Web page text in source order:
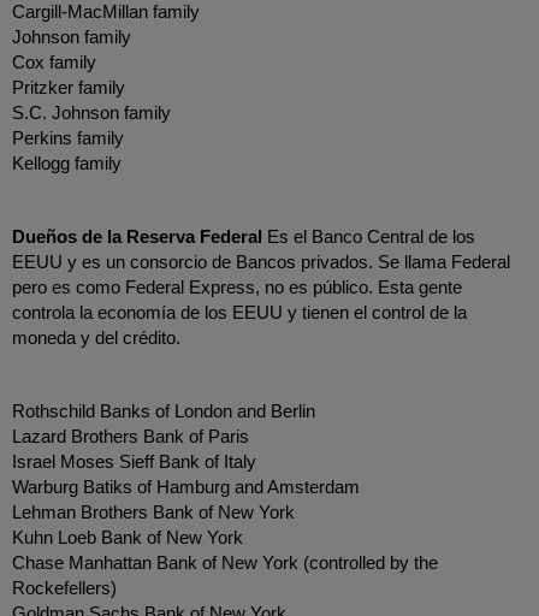
Cargill-MacMillan family
Johnson family
Cox family
Pritzker family
S.C. Johnson family
Perkins family
Kellogg family
Dueños de la Reserva Federal
Es el Banco Central de los
EEUU y es un consorcio de Bancos privados. Se llama Federal
pero es como Federal Express, no es público. Esta gente
controla la economía de los EEUU y tienen el control de la
moneda y del crédito.
Rothschild Banks of London and Berlin
Lazard Brothers Bank of Paris
Israel Moses Sieff Bank of Italy
Warburg Batiks of Hamburg and Amsterdam
Lehman Brothers Bank of New York
Kuhn Loeb Bank of New York
Chase Manhattan Bank of New York (controlled by the
Rockefellers)